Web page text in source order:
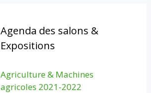
Agenda des salons &
Expositions
Agriculture & Machines
agricoles 2021-2022